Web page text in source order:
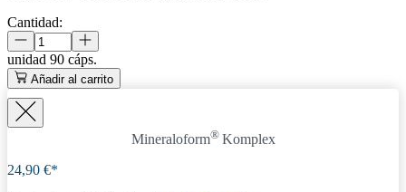
Cantidad:
unidad 90 cáps.
Añadir al carrito
Mineraloform® Komplex
24,90 €*